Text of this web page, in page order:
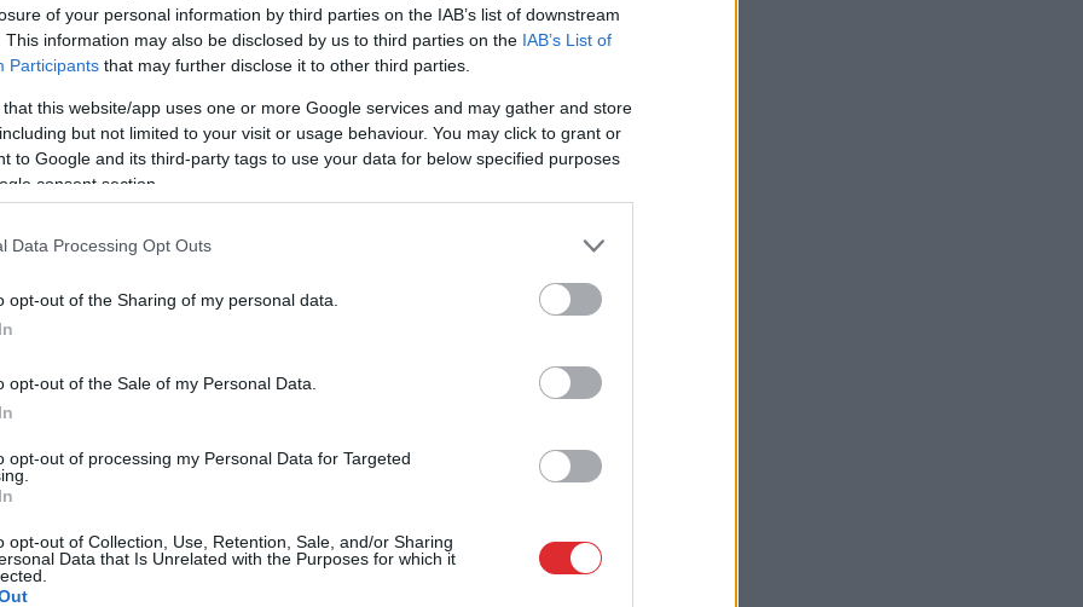
of your personal information by third parties on the IAB’s list of downstream
This information may also be disclosed by us to third parties on the IAB’s List of
Participants that may further disclose it to other third parties.
that this website/app uses one or more Google services and may gather and store
but not limited to your visit or usage behaviour. You may click to grant or
to Google and its third-party tags to use your data for below specified purposes
consent section.
Data Processing Opt Outs
opt-out of the Sharing of my personal data.
opt-out of the Sale of my Personal Data.
opt-out of processing my Personal Data for Targeted
opt-out of Collection, Use, Retention, Sale, and/or Sharing
Data that Is Unrelated with the Purposes for which it
aizsāk Līga.
zināšanām latviešu valodā un literatūrā:
stundās modernajā skolu programmā? Tik
kļūdām, par literatūru vispār nerunājot.